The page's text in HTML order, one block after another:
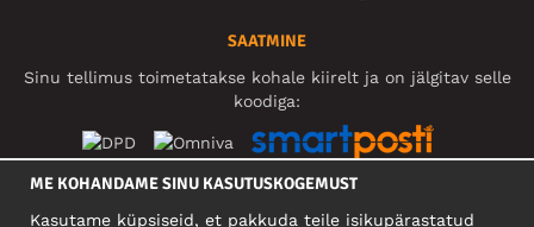
SAATMINE
Sinu tellimus toimetatakse kohale kiirelt ja on jälgitav selle
koodiga:
ME KOHANDAME SINU KASUTUSKOGEMUST
Kasutame küpsiseid, et pakkuda teile isikupärastatud